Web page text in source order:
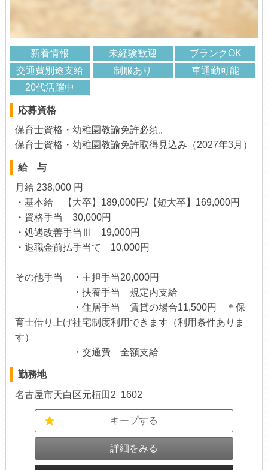
新着情報 未経験歓迎
ブランクOK
交通費別途支給
制服あり
車通勤可能
20代活躍中
応募資格
保育士資格・幼稚園教諭免許必須。
保育士資格・幼稚園教諭免許取得見込み（2027年3月）
給 与
月給 238,000 円
・基本給 【大卒】189,000円/【短大卒】169,000円
・資格手当 30,000円
・処遇改善手当Ⅲ 19,000円
・退職金前払手当て 10,000円
その他手当 ・主担手当20,000円
・扶養手当 規定内支給
・住居手当 賃貸の場合11,500円 ＊保
育士借り上げ社宅制度利用できます（利用条件ありま
す）
・交通費 全額支給
勤務地
名古屋市天白区元植田2ｰ1602
キープする
詳細をみる